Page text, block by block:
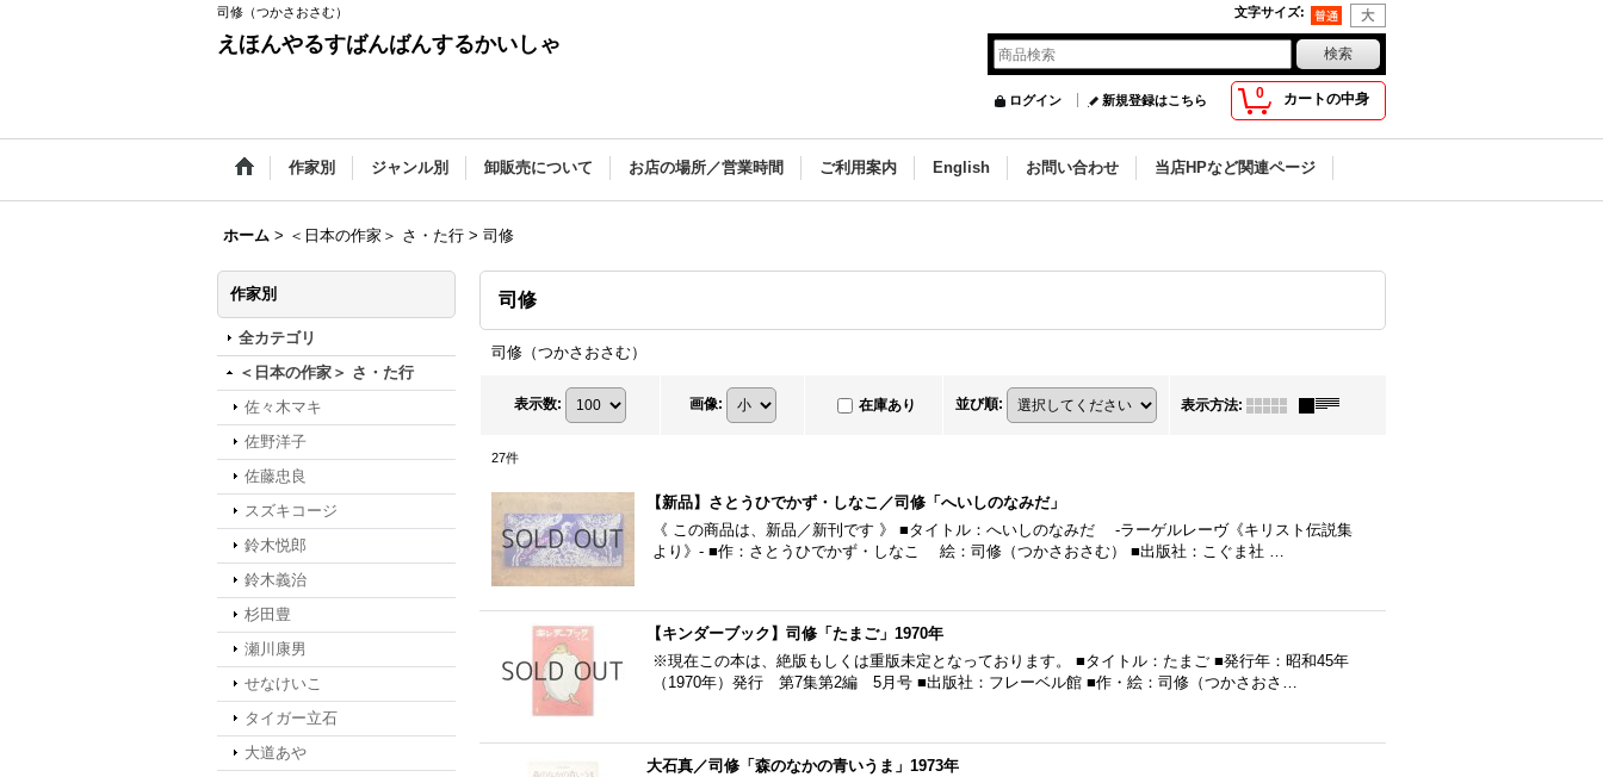
司修（つかさおさむ） 文字サイズ:
えほんやるすばんばんするかいしゃ
0 カートの中身
ログイン 新規登録はこちら
作家別 ジャンル別 卸販売について お店の場所／営業時間 ご利用案内 English お問い合わせ 当店HPなど関連ページ
ホーム > ＜日本の作家＞ さ・た行 > 司修
作家別
全カテゴリ
＜日本の作家＞ さ・た行
佐々木マキ
佐野洋子
佐藤忠良
スズキコージ
鈴木悦郎
鈴木義治
杉田豊
瀬川康男
せなけいこ
タイガー立石
大道あや
司修
司修（つかさおさむ）
表示数: 画像: 在庫あり 並び順: 表示方法:
27件
【新品】さとうひでかず・しなこ／司修「へいしのなみだ」
《 この商品は、新品／新刊です 》 ■タイトル：へいしのなみだ -ラーゲルレーヴ《キリスト伝説集
より》- ■作：さとうひでかず・しなこ 絵：司修（つかさおさむ） ■出版社：こぐま社 …
【キンダーブック】司修「たまご」1970年
※現在この本は、絶版もしくは重版未定となっております。 ■タイトル：たまご ■発行年：昭和45年
（1970年）発行 第7集第2編 5月号 ■出版社：フレーベル館 ■作・絵：司修（つかさおさ…
大石真／司修「森のなかの青いうま」1973年